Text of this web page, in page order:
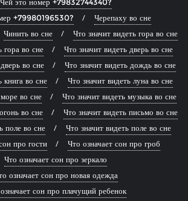
+79980196530?
Черепаху во сне
Чинить во сне
Что значит видеть гора во сне
гора во сне
Что значит видеть дверь во сне
во сне
Что значит видеть дождь во сне
книга во сне
Что значит видеть луна во сне
во сне
Что значит видеть музыка во сне
во сне
Что значит видеть письмо во сне
поле во сне
Что значит видеть поле во сне
про гости
Что означает сон про гроб
Что означает сон про зеркало
означает сон про новая одежда
сон про плачущий ребенок